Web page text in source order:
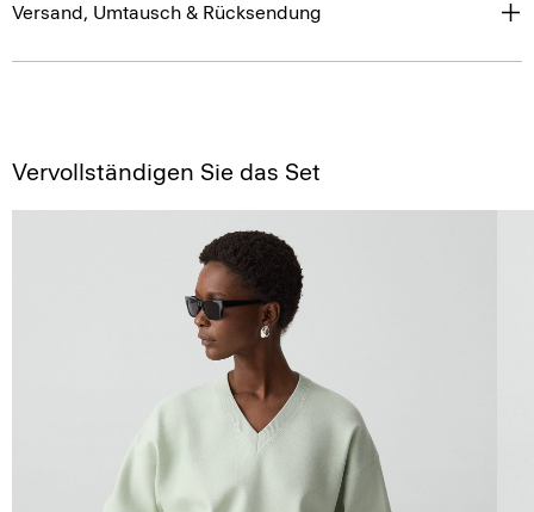
Versand, Umtausch & Rücksendung
Vervollständigen Sie das Set